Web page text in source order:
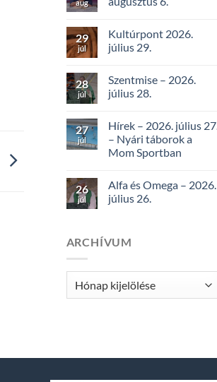
aug
29
júl
Kultúrpont 2026.
július 29.
28
júl
Szentmise – 2026.
július 28.
27
júl
Hírek – 2026. július 27.
– Nyári táborok a
Mom Sportban
26
júl
Alfa és Omega – 2026.
július 26.
ARCHÍVUM
Archívum